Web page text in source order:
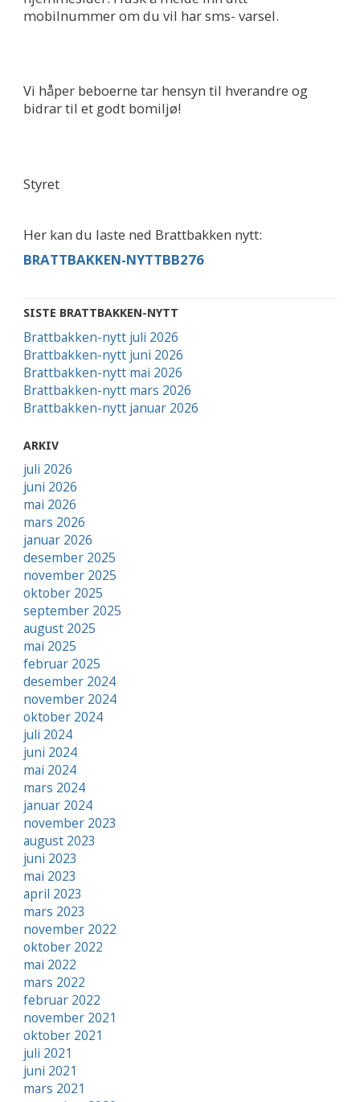
mobilnummer om du vil har sms- varsel.
Vi håper beboerne tar hensyn til hverandre og
bidrar til et godt bomiljø!
Styret
Her kan du laste ned Brattbakken nytt:
BRATTBAKKEN-NYTTBB276
SISTE BRATTBAKKEN-NYTT
Brattbakken-nytt juli 2026
Brattbakken-nytt juni 2026
Brattbakken-nytt mai 2026
Brattbakken-nytt mars 2026
Brattbakken-nytt januar 2026
ARKIV
juli 2026
juni 2026
mai 2026
mars 2026
januar 2026
desember 2025
november 2025
oktober 2025
september 2025
august 2025
mai 2025
februar 2025
desember 2024
november 2024
oktober 2024
juli 2024
juni 2024
mai 2024
mars 2024
januar 2024
november 2023
august 2023
juni 2023
mai 2023
april 2023
mars 2023
november 2022
oktober 2022
mai 2022
mars 2022
februar 2022
november 2021
oktober 2021
juli 2021
juni 2021
mars 2021